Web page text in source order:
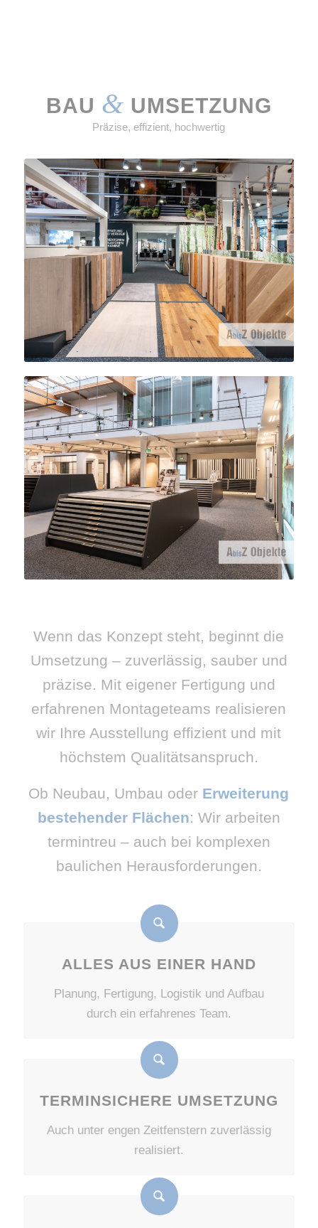
BAU & UMSETZUNG
Präzise, effizient, hochwertig
Wenn das Konzept steht, beginnt die
Umsetzung – zuverlässig, sauber und
präzise. Mit eigener Fertigung und
erfahrenen Montageteams realisieren
wir Ihre Ausstellung effizient und mit
höchstem Qualitätsanspruch.
Ob Neubau, Umbau oder Erweiterung
bestehender Flächen: Wir arbeiten
termintreu – auch bei komplexen
baulichen Herausforderungen.
ALLES AUS EINER HAND
Planung, Fertigung, Logistik und Aufbau
durch ein erfahrenes Team.
TERMINSICHERE UMSETZUNG
Auch unter engen Zeitfenstern zuverlässig
realisiert.